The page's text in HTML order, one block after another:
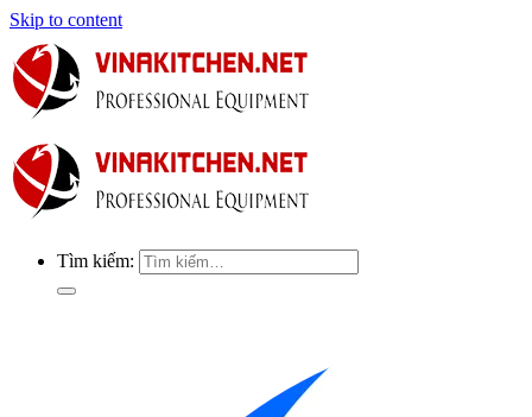
Skip to content
Tìm kiếm: